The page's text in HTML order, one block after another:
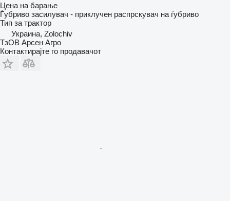
Цена на барање
Ѓубриво засилувач - приклучен распрскувач на ѓубриво
Тип за трактор
Украина, Zolochiv
ТзОВ Арсен Агро
Контактирајте го продавачот